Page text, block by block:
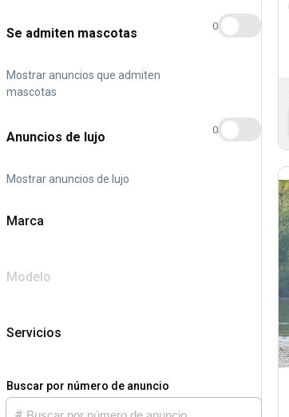
Se admiten mascotas
Mostrar anuncios que admiten
mascotas
0
Anuncios de lujo
Mostrar anuncios de lujo
0
Marca
Modelo
Servicios
Buscar por número de anuncio